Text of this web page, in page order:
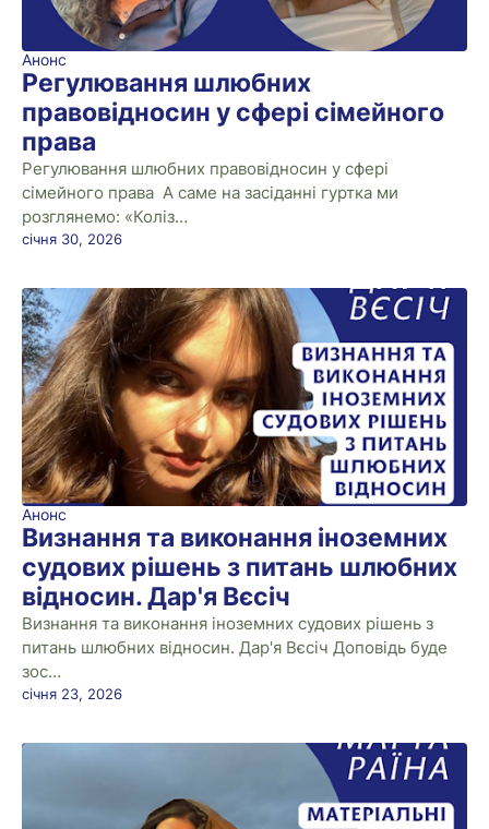
Анонс
Регулювання шлюбних
правовідносин у сфері сімейного
права
Регулювання шлюбних правовідносин у сфері
сімейного права А саме на засіданні гуртка ми
розглянемо: «Коліз…
січня 30, 2026
Анонс
Визнання та виконання іноземних
судових рішень з питань шлюбних
відносин. Дар'я Вєсіч
Визнання та виконання іноземних судових рішень з
питань шлюбних відносин. Дар'я Вєсіч Доповідь буде
зос…
січня 23, 2026